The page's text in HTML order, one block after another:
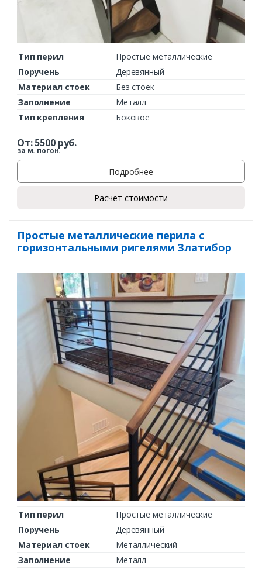
Тип перил
Простые металлические
Поручень
Деревянный
Материал стоек
Без стоек
Заполнение
Металл
Тип крепления
Боковое
От:5500руб.
за м. погон.
Подробнее
Расчет стоимости
Простые металлические перила с
горизонтальными ригелями Златибор
Тип перил
Простые металлические
Поручень
Деревянный
Материал стоек
Металлический
Заполнение
Металл